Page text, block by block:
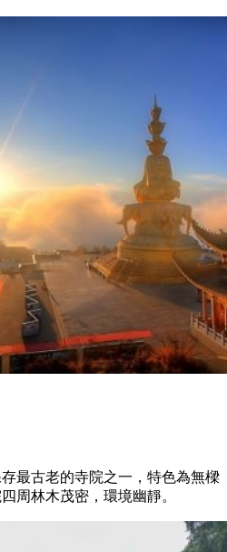
最古老的寺院之一，特色為無樑
周林木茂密，環境幽靜。